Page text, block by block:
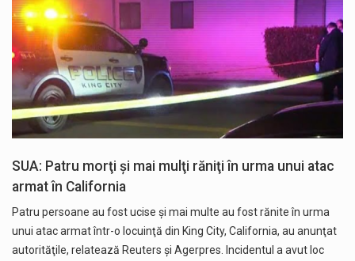
SUA: Patru morţi şi mai mulţi răniţi în urma unui atac
armat în California
Patru persoane au fost ucise şi mai multe au fost rănite în urma
unui atac armat într-o locuinţă din King City, California, au anunţat
autorităţile, relatează Reuters și Agerpres. Incidentul a avut loc